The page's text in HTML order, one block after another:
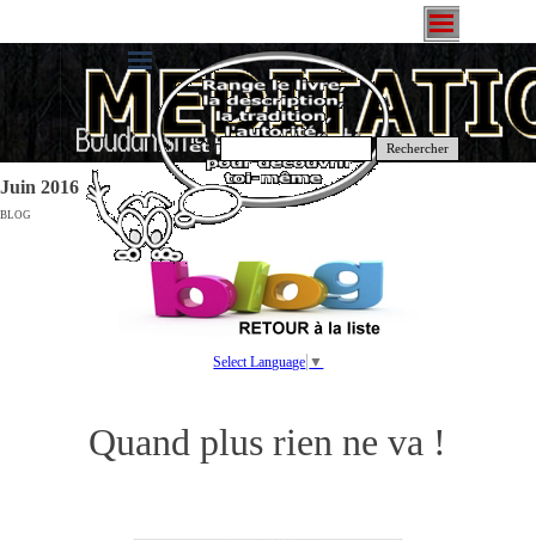
Rechercher
Juin 2016
BLOG
Select Language ▼
Quand plus rien ne va !